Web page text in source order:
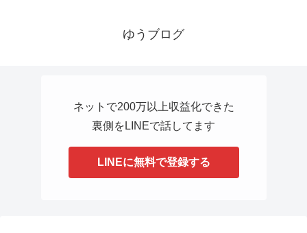
ゆうブログ
ネットで200万以上収益化できた
裏側をLINEで話してます
LINEに無料で登録する